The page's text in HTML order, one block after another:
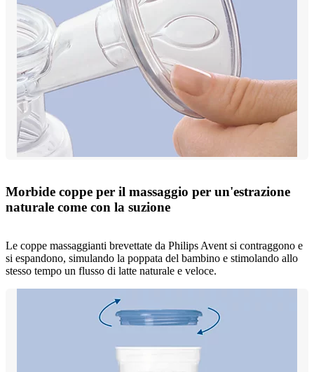
Morbide coppe per il massaggio per un'estrazione
naturale come con la suzione
Le coppe massaggianti brevettate da Philips Avent si contraggono e
si espandono, simulando la poppata del bambino e stimolando allo
stesso tempo un flusso di latte naturale e veloce.